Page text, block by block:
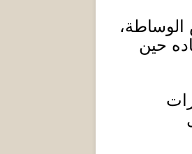
الوساطة،
حين